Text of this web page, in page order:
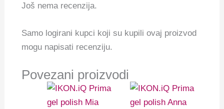
Još nema recenzija.
Samo logirani kupci koji su kupili ovaj proizvod
mogu napisati recenziju.
Povezani proizvodi
Ovaj
proizvod